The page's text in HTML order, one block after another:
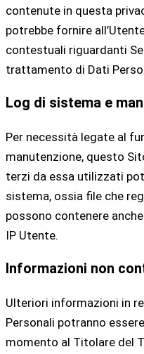
contenute in questa
potrebbe fornire
contestuali riguardanti
trattamento di Dati
Log di sistema e
Per necessità legate al
manutenzione, questo
terzi da essa utilizzati
sistema, ossia file che
possono contenere
IP Utente.
Informazioni non
Ulteriori informazioni in
Personali potranno
momento al Titolare del